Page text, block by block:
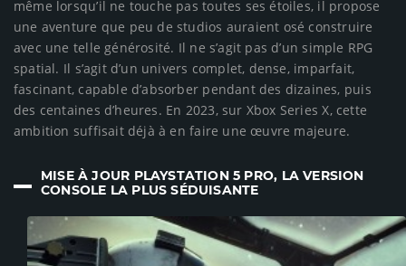
MISE À JOUR PLAYSTATION 5 PRO, LA VERSION
CONSOLE LA PLUS SÉDUISANTE